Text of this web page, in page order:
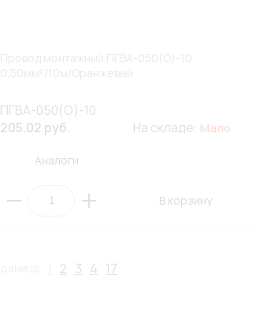
ПГВА-050(О)-10
205.02 руб.
На складе: Мало
Аналоги
В корзину
1 2 3 4 17